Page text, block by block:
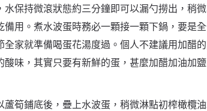
水保持微滾狀態約三分鐘即可以漏勺撈出，稍
備用。煮水波蛋時務必一顆接一顆下鍋，要是
全家就準備喝蛋花湯度過。個人不建議用加醋
酸味，其實只要有新鮮的蛋，甚麼加醋加油加
蘆筍鋪底後，疊上水波蛋，稍微淋點初榨橄欖